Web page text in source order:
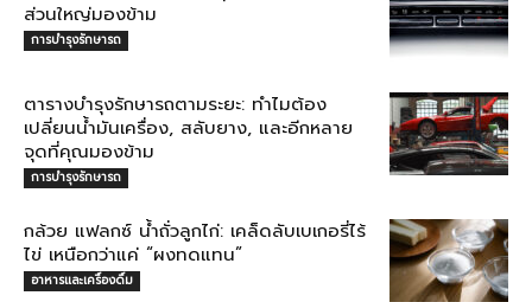
ส่วนใหญ่มองข้าม
การบำรุงรักษารถ
ตารางบำรุงรักษารถตามระยะ: ทำไมต้อง
เปลี่ยนน้ำมันเครื่อง, สลับยาง, และอีกหลาย
จุดที่คุณมองข้าม
การบำรุงรักษารถ
กล้วย แฟลกซ์ น้ำถั่วลูกไก่: เคล็ดลับเบเกอรี่ไร้
ไข่ เหนือกว่าแค่ “ผงทดแทน”
อาหารและเครื่องดื่ม